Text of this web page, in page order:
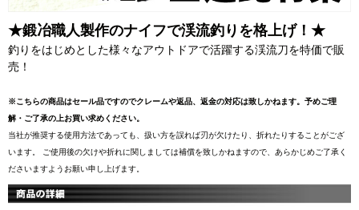
★鍛冶職人製作のナイフで渓流釣りを格上げ！★
釣りをはじめとした様々なアウトドアで活躍する渓流刀を特価で販
売！
※こちらの商品はセール品ですのでクレームや返品、返金の対応は致しかねます。予めご理
解・ご了承の上お買い求めください。
当社が推奨する使用方法であっても、扱い方を誤れば刃が欠けたり、折れたりすることがござ
います。 ご使用後の欠けや折れに関しましては補償を致しかねますので、あらかじめご了承く
ださいますようお願い申し上げます。